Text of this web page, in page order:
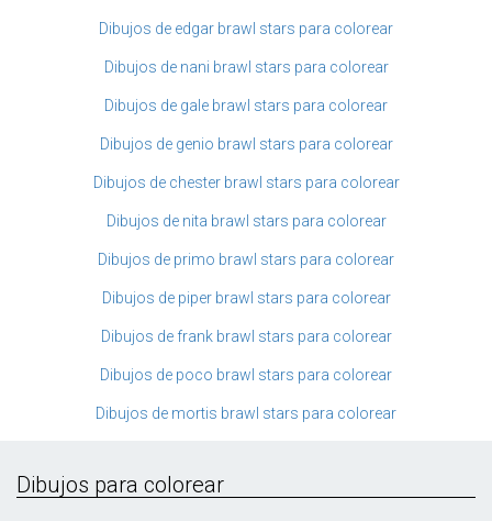
Dibujos de edgar brawl stars para colorear
Dibujos de nani brawl stars para colorear
Dibujos de gale brawl stars para colorear
Dibujos de genio brawl stars para colorear
Dibujos de chester brawl stars para colorear
Dibujos de nita brawl stars para colorear
Dibujos de primo brawl stars para colorear
Dibujos de piper brawl stars para colorear
Dibujos de frank brawl stars para colorear
Dibujos de poco brawl stars para colorear
Dibujos de mortis brawl stars para colorear
Dibujos para colorear